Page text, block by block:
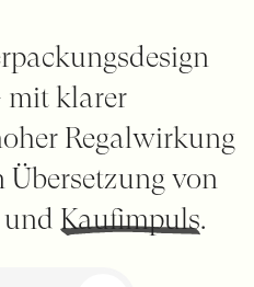
mit klarer
Regalwirkung
von
Kaufimpuls.